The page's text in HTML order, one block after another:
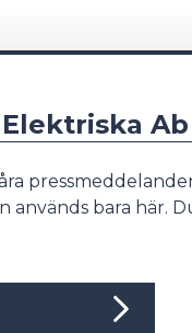
Elektriska Ab
används bara här.